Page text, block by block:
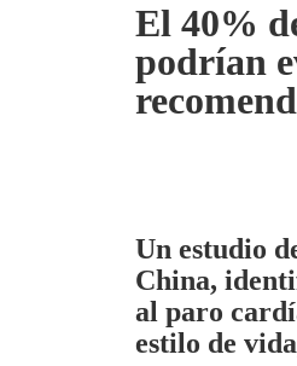
El 40%
podrían
Un estudio
China,
al paro
estilo de